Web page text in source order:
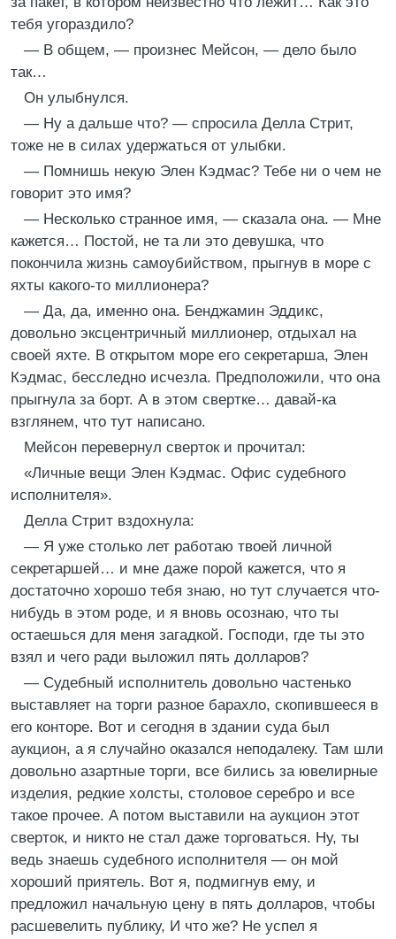
тебя угораздило?
— В общем, — произнес Мейсон, — дело было
так…
Он улыбнулся.
— Ну а дальше что? — спросила Делла Стрит,
тоже не в силах удержаться от улыбки.
— Помнишь некую Элен Кэдмас? Тебе ни о чем не
говорит это имя?
— Несколько странное имя, — сказала она. — Мне
кажется… Постой, не та ли это девушка, что
покончила жизнь самоубийством, прыгнув в море с
яхты какого-то миллионера?
— Да, да, именно она. Бенджамин Эддикс,
довольно эксцентричный миллионер, отдыхал на
своей яхте. В открытом море его секретарша, Элен
Кэдмас, бесследно исчезла. Предположили, что она
прыгнула за борт. А в этом свертке… давай-ка
взглянем, что тут написано.
Мейсон перевернул сверток и прочитал:
«Личные вещи Элен Кэдмас. Офис судебного
исполнителя».
Делла Стрит вздохнула:
— Я уже столько лет работаю твоей личной
секретаршей… и мне даже порой кажется, что я
достаточно хорошо тебя знаю, но тут случается что-
нибудь в этом роде, и я вновь осознаю, что ты
остаешься для меня загадкой. Господи, где ты это
взял и чего ради выложил пять долларов?
— Судебный исполнитель довольно частенько
выставляет на торги разное барахло, скопившееся в
его конторе. Вот и сегодня в здании суда был
аукцион, а я случайно оказался неподалеку. Там шли
довольно азартные торги, все бились за ювелирные
изделия, редкие холсты, столовое серебро и все
такое прочее. А потом выставили на аукцион этот
сверток, и никто не стал даже торговаться. Ну, ты
ведь знаешь судебного исполнителя — он мой
хороший приятель. Вот я, подмигнув ему, и
предложил начальную цену в пять долларов, чтобы
расшевелить публику, И что же? Не успел я